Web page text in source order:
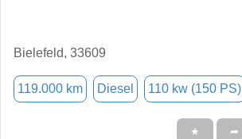
Bielefeld, 33609
119.000 km Diesel 110 kw (150 PS)
★ ➦